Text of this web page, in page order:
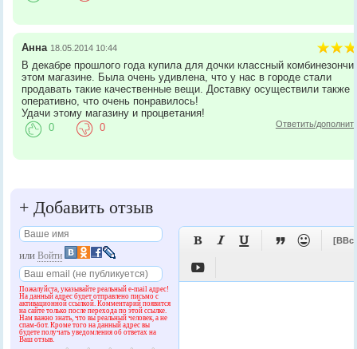
Анна 18.05.2014 10:44
В декабре прошлого года купила для дочки классный
этом магазине. Была очень удивлена, что у нас в городе стали
продавать такие качественные вещи. Доставку осуществили также
оперативно, что очень понравилось!
Удачи этому магазину и процветания!
Ответить/
0 0
+ Добавить отзыв
илиВойти
Пожалуйста, указывайте реальный e-mail адрес!
На данный адрес будет отправлено письмо с
активационной ссылкой. Комментарий появится
на сайте только после перехода по этой ссылке.
Нам важно знать, что вы реальный человек, а не
спам-бот. Кроме того на данный адрес вы
будете получать уведомления об ответах на
Ваш отзыв.
   

